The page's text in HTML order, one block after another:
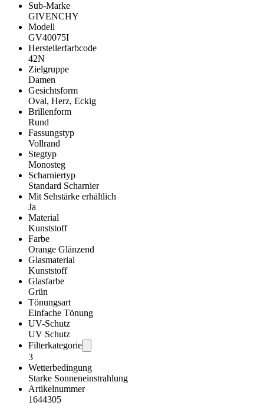
Sub-Marke
GIVENCHY
Modell
GV40075I
Herstellerfarbcode
42N
Zielgruppe
Damen
Gesichtsform
Oval, Herz, Eckig
Brillenform
Rund
Fassungstyp
Vollrand
Stegtyp
Monosteg
Scharniertyp
Standard Scharnier
Mit Sehstärke erhältlich
Ja
Material
Kunststoff
Farbe
Orange Glänzend
Glasmaterial
Kunststoff
Glasfarbe
Grün
Tönungsart
Einfache Tönung
UV-Schutz
UV Schutz
Filterkategorie
3
Wetterbedingung
Starke Sonneneinstrahlung
Artikelnummer
1644305